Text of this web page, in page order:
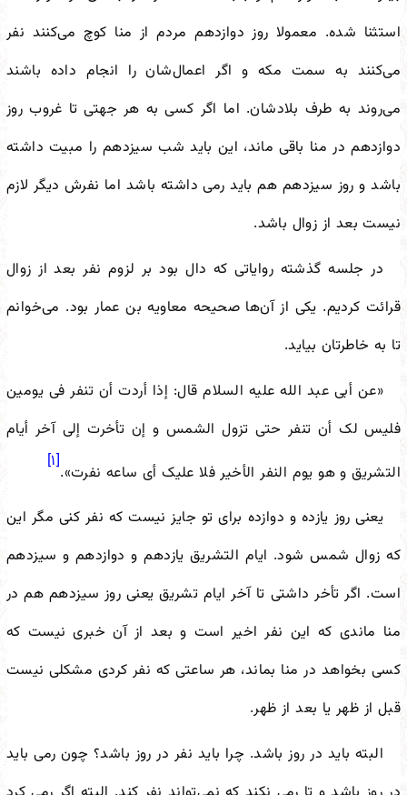
استثنا شده. معمولا روز دوازدهم مردم از منا کوچ می‌کنند نفر
می‌کنند به سمت مکه و اگر اعمال‌شان را انجام داده باشند
می‌روند به طرف بلادشان. اما اگر کسی به هر جهتی تا غروب روز
دوازدهم در منا باقی ماند، این باید شب سیزدهم را مبیت داشته
باشد و روز سیزدهم هم باید رمی داشته باشد اما نفرش دیگر لازم
نیست بعد از زوال باشد.
در جلسه گذشته روایاتی که دال بود بر لزوم نفر بعد از زوال
قرائت کردیم. یکی از آن‌ها صحیحه معاویه بن عمار بود. می‌خوانم
تا به خاطرتان بیاید.
«عن أبی عبد الله علیه السلام قال: إذا أردت أن تنفر فی یومین
فلیس لک أن تنفر حتى‌ تزول‌ الشمس و إن تأخرت إلى آخر أیام
التشریق و هو یوم‌ النفر الأخیر فلا علیک أی ساعه نفرت».
[۱]
یعنی روز یازده و دوازده برای تو جایز نیست که نفر کنی مگر این
که زوال شمس شود. ایام التشریق یازدهم و دوازدهم و سیزدهم
است. اگر تأخر داشتی تا آخر ایام تشریق یعنی روز سیزدهم هم در
منا ماندی که این نفر اخیر است و بعد از آن خبری نیست که
کسی بخواهد در منا بماند، هر ساعتی که نفر کردی مشکلی نیست
قبل از ظهر یا بعد از ظهر.
البته باید در روز باشد. چرا باید نفر در روز باشد؟ چون رمی باید